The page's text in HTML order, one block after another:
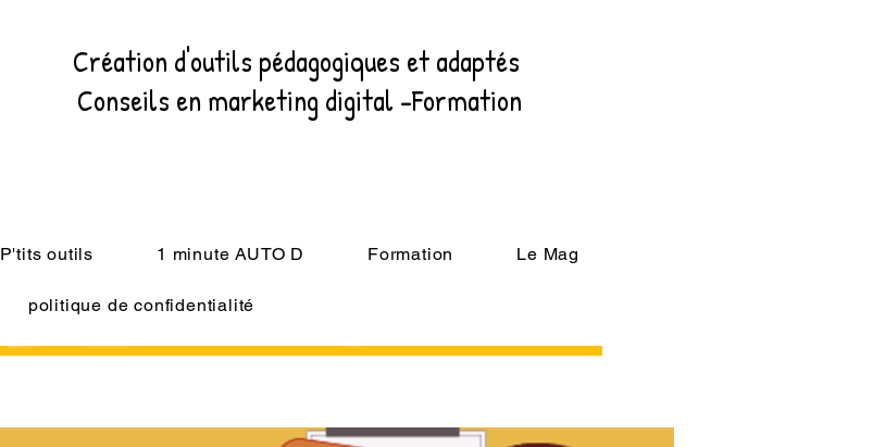
Création d'outils pédagogiques et adaptés
Conseils en marketing digital -Formation
P'tits outils 1 minute AUTO D Formation Le Mag
politique de confidentialité